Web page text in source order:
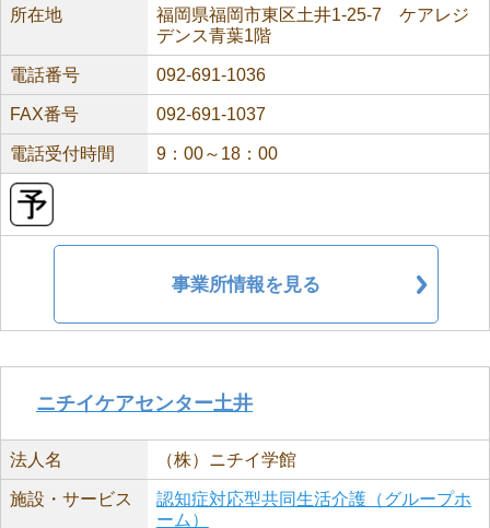
所在地
福岡県福岡市東区土井1-25-7 ケアレジ
デンス青葉1階
電話番号 092-691-1036
FAX番号 092-691-1037
電話受付時間 9：00～18：00
事業所情報を見る
ニチイケアセンター土井
法人名 （株）ニチイ学館
施設・サービス
認知症対応型共同生活介護（グループホ
ーム）